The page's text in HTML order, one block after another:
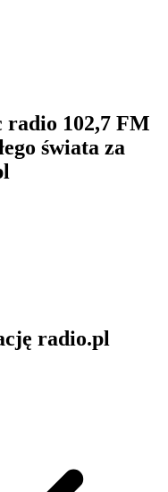
radio 102,7 FM
świata za
radio.pl